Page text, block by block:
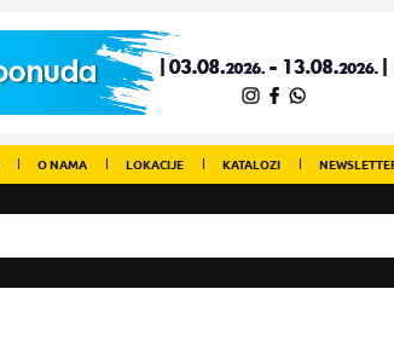
O NAMA LOKACIJE KATALOZI